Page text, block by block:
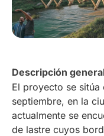
Descripción
El proyecto se
septiembre, en la
actualmente se
de lastre cuyos